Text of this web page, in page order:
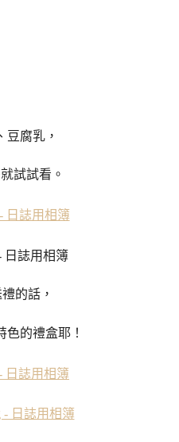
豆腐乳，
試試看。
的話，
色的禮盒耶！